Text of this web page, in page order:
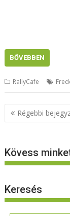
BŐVEBBEN
RallyCafe
Bejegyzés
navigáció
Régebbi
Kövess
Keresés